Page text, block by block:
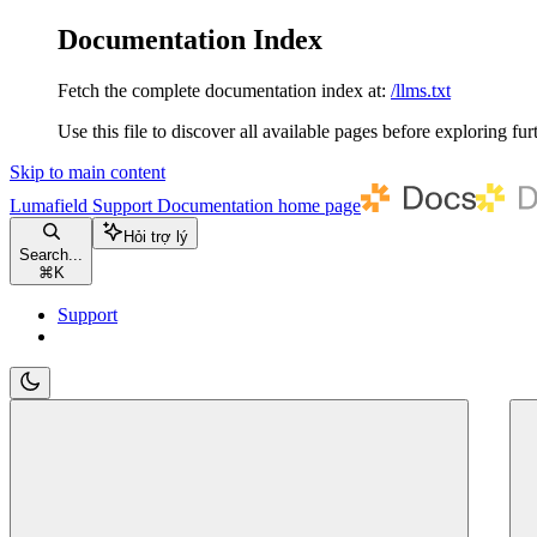
Documentation Index
Fetch the complete documentation index at: /llms.txt
Use this file to discover all available pages before exploring
Skip to main content
Lumafield Support Documentation home page
Search...
⌘ K
Hỏi trợ lý
Support